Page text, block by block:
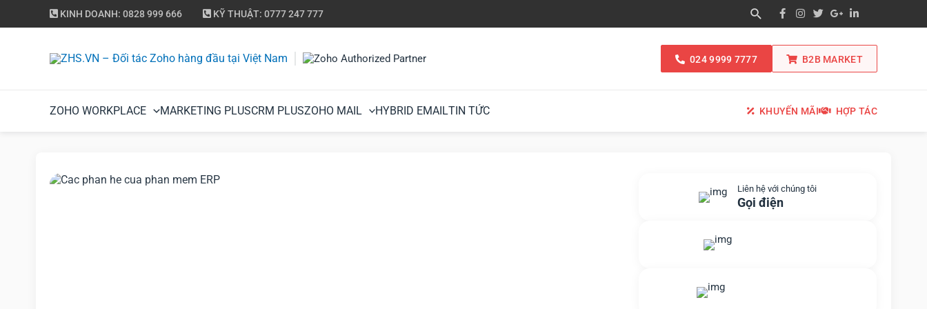
KINH DOANH: 0828 999 666 KỸ THUẬT: 0777 247 777
024 9999 7777 B2B MARKET
ZOHO WORKPLACE MARKETING PLUSCRM PLUSZOHO MAIL HYBRID EMAILTIN TỨC KHUYẾN MÃI HỢP TÁC
Liên hệ với chúng tôi
Gọi điện